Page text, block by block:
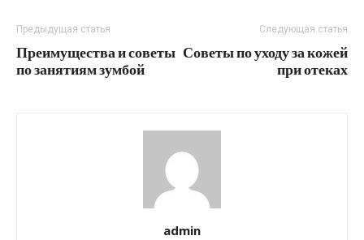
Предыдущая статья
Преимущества и советы
по занятиям зумбой
Следующая статья
Советы по уходу за кожей
при отеках
admin